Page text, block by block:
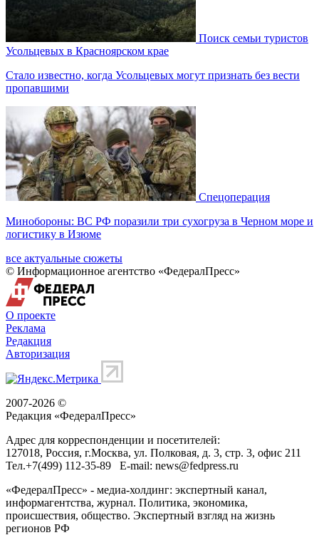
Поиск семьи туристов
Усольцевых в Красноярском крае
Стало известно, когда Усольцевых могут признать без вести
пропавшими
Спецоперация
Минобороны: ВС РФ поразили три сухогруза в Черном море и
логистику в Изюме
все актуальные сюжеты
© Информационное агентство «ФедералПресс»
О проекте
Реклама
Редакция
Авторизация
2007-2026 ©
Редакция «ФедералПресс»
Адрес для корреспонденции и посетителей:
127018, Россия, г.Москва, ул. Полковая, д. 3, стр. 3, офис 211
Тел.+7(499) 112-35-89 E-mail: news@fedpress.ru
«ФедералПресс» - медиа-холдинг: экспертный канал,
информагентства, журнал. Политика, экономика,
происшествия, общество. Экспертный взгляд на жизнь
регионов РФ